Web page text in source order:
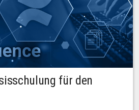
für den